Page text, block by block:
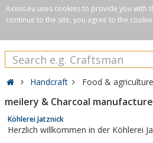
Axxus.eu uses cookies to provide you with
continue to the site, you agree to the cookie
Handcraft Food & agriculture
meilery & Charcoal manufacture
Köhlerei Jatznick
Herzlich willkommen in der Köhlerei